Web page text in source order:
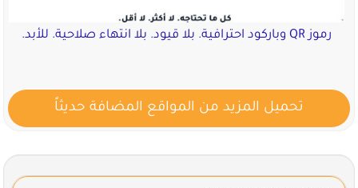
رموز QR وباركود احترافية. بلا قيود. بلا انتهاء صلاحية. للأبد.
تحميل المزيد من المواقع المضافة حديثاً